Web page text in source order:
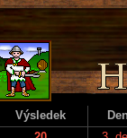
Výsledek